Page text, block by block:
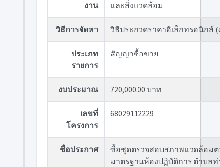
งาน
และสิ่งแวดล้อม
วิธีการจัดหา วิธีประกวดราคาอิเล็กทรอนิกส์
ประเภท
รายการ
สัญญาซื้อขาย
งบประมาณ 720,000.00 บาท
เลขที่
โครงการ
68029112229
ชื่อประกาศ
ซื้อชุดตรวจสอบสภาพแวดล้อม
มาตรฐานห้องปฏิบัติการ ตำบลท่